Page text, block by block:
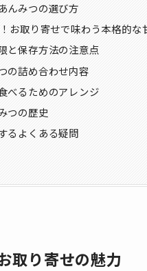
んみつの選び方
お取り寄せで味わう本格的な
と保存方法の注意点
の詰め合わせ内容
べるためのアレンジ
つの歴史
るよくある疑問
取り寄せの魅力